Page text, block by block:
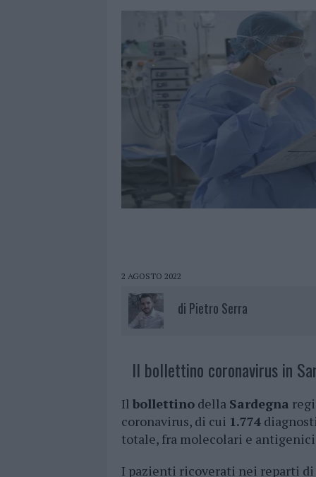
2 AGOSTO 2022
di Pietro Serra
Il bollettino coronavirus in
Il bollettino della Sardegna
coronavirus, di cui 1.774
totale, fra molecolari e
I pazienti ricoverati nei reparti di